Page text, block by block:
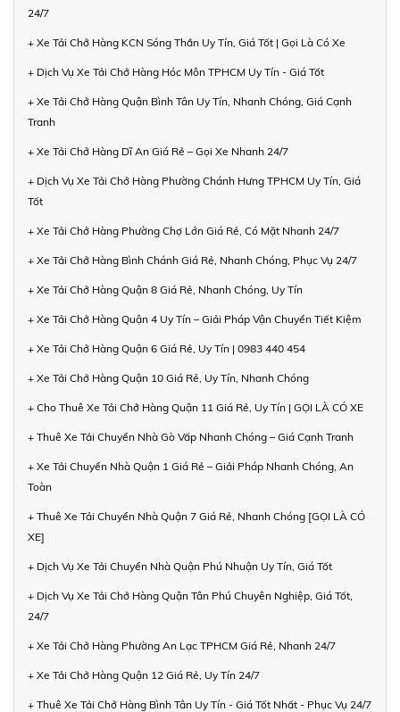
24/7
+ Xe Tải Chở Hàng KCN Sóng Thần Uy Tín, Giá Tốt | Gọi Là Có Xe
+ Dịch Vụ Xe Tải Chở Hàng Hóc Môn TPHCM Uy Tín - Giá Tốt
+ Xe Tải Chở Hàng Quận Bình Tân Uy Tín, Nhanh Chóng, Giá Cạnh
Tranh
+ Xe Tải Chở Hàng Dĩ An Giá Rẻ – Gọi Xe Nhanh 24/7
+ Dịch Vụ Xe Tải Chở Hàng Phường Chánh Hưng TPHCM Uy Tín, Giá
Tốt
+ Xe Tải Chở Hàng Phường Chợ Lớn Giá Rẻ, Có Mặt Nhanh 24/7
+ Xe Tải Chở Hàng Bình Chánh Giá Rẻ, Nhanh Chóng, Phục Vụ 24/7
+ Xe Tải Chở Hàng Quận 8 Giá Rẻ, Nhanh Chóng, Uy Tín
+ Xe Tải Chở Hàng Quận 4 Uy Tín – Giải Pháp Vận Chuyển Tiết Kiệm
+ Xe Tải Chở Hàng Quận 6 Giá Rẻ, Uy Tín | 0983 440 454
+ Xe Tải Chở Hàng Quận 10 Giá Rẻ, Uy Tín, Nhanh Chóng
+ Cho Thuê Xe Tải Chở Hàng Quận 11 Giá Rẻ, Uy Tín | GỌI LÀ CÓ XE
+ Thuê Xe Tải Chuyển Nhà Gò Vấp Nhanh Chóng – Giá Cạnh Tranh
+ Xe Tải Chuyển Nhà Quận 1 Giá Rẻ – Giải Pháp Nhanh Chóng, An
Toàn
+ Thuê Xe Tải Chuyển Nhà Quận 7 Giá Rẻ, Nhanh Chóng [GỌI LÀ CÓ
XE]
+ Dịch Vụ Xe Tải Chuyển Nhà Quận Phú Nhuận Uy Tín, Giá Tốt
+ Dịch Vụ Xe Tải Chở Hàng Quận Tân Phú Chuyên Nghiệp, Giá Tốt,
24/7
+ Xe Tải Chở Hàng Phường An Lạc TPHCM Giá Rẻ, Nhanh 24/7
+ Xe Tải Chở Hàng Quận 12 Giá Rẻ, Uy Tín 24/7
+ Thuê Xe Tải Chở Hàng Bình Tân Uy Tín - Giá Tốt Nhất - Phục Vụ 24/7